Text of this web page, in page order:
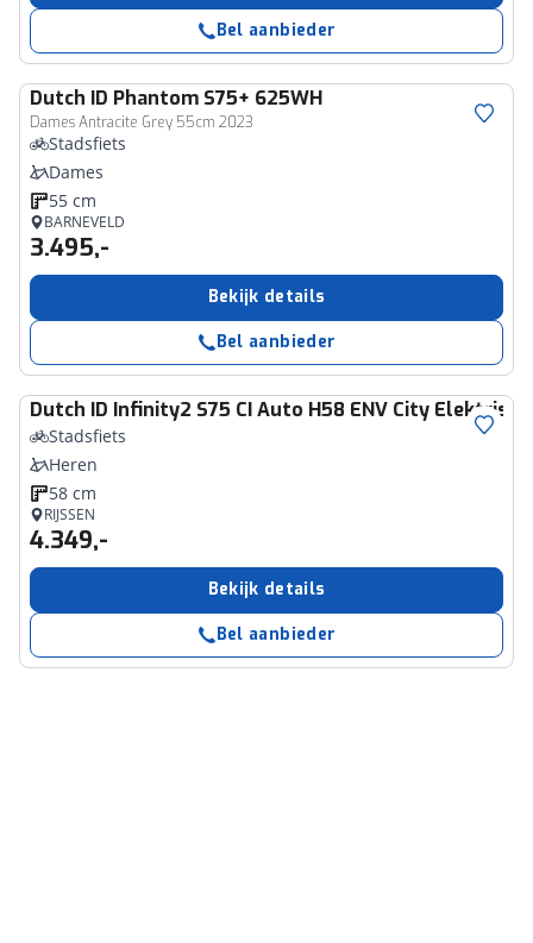
Bel aanbieder
Dutch ID Phantom S75+ 625WH
Dames Antracite Grey 55cm 2023
Stadsfiets
Dames
55 cm
BARNEVELD
3.495,-
Bekijk details
Bel aanbieder
Dutch ID Infinity2 S75 CI Auto H58 ENV City
Stadsfiets
Heren
58 cm
RIJSSEN
4.349,-
Bekijk details
Bel aanbieder